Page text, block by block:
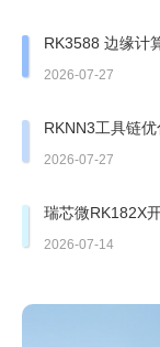
RK3588 边缘计
边缘盒子实测
2026-07-27
RKNN3工具链
部署
2026-07-27
瑞芯微RK182X
2026-07-14